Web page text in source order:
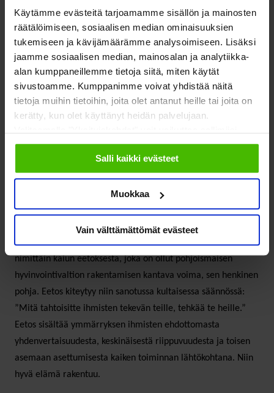
Käytämme evästeitä tarjoamamme sisällön ja mainosten
räätälöimiseen, sosiaalisen median ominaisuuksien
tukemiseen ja kävijämäärämme analysoimiseen. Lisäksi
jaamme sosiaalisen median, mainosalan ja analytiikka-
alan kumppaneillemme tietoja siitä, miten käytät
sivustoamme. Kumppanimme voivat yhdistää näitä
tietoja muihin tietoihin, joita olet antanut heille tai joita on
kerätty, kun olet käyttänyt heidän palvelujaan.
evästeisiin.
Salli kaikki evästeet
Muokkaa
Vain välttämättömät evästeet
hyvinvointivaltion ja hyvinvointiyhteiskunnan ajattelua näihin
suuntiin. Samalla tullaan vastakkain vaikeiden kysymysten
kanssa. Mitä hyvinvointitalous merkitsee EU:n
kauppasopimusten kannalta, mitä se merkitsee
pakolaispolitiikassa ja ilmastopolitiikassa?
hyvinvointitalouskeskustelussa nojataan, on luonteeltaan
universaalia, ihmiskunnan yhteistä tajua siitä, mihin hyvä
elämä rakentuu. Se ei koske vain yhtä yhteiskuntaa ja
valtiota, mutta ei myöskään vain Eurooppaa.
Toisessa hyvinvointitalouskeskustelun kerrostumassa erotan
nimittäin kaiun eetoksesta, joka on ollut pohjoismaisen
hyvinvointivaltion rakentamisen kantava voima, sen henkinen
pohja. Eetos kiteytyy niin sanotussa kultaisessa säännössä:
”Mitä tahtoisitte ihmisten tekevän teille, tehkää te heille.”
Eetos sisältää ymmärryksen ihmisten ehdottomasta
yhdenvertaisuudesta, keskinäisestä riippuvuudesta ja toisen
asemaan asettumisesta kaiken toiminnan lähtökohtana. Niin
hyvä elämä rakentuu.